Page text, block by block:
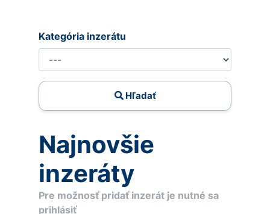
Kategória inzerátu
Hľadať
Najnovšie
inzeráty
Pre možnosť pridať inzerát je nutné sa
prihlásiť